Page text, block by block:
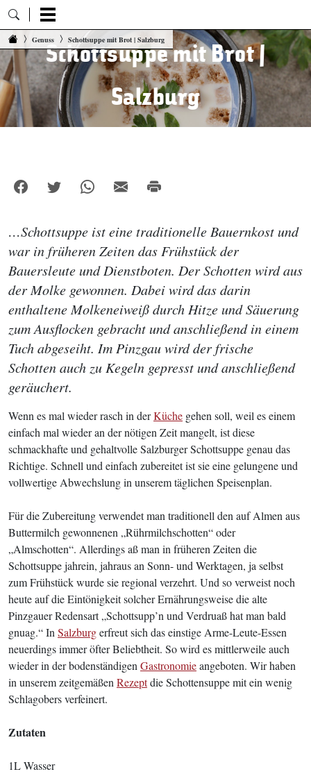
Zum Inhalt springen
Genuss Schottsuppe mit Brot | Salzburg
Schottsuppe mit Brot |
Salzburg
…Schottsuppe ist eine traditionelle Bauernkost und
war in früheren Zeiten das Frühstück der
Bauersleute und Dienstboten. Der Schotten wird aus
der Molke gewonnen. Dabei wird das darin
enthaltene Molkeneiweiß durch Hitze und Säuerung
zum Ausflocken gebracht und anschließend in einem
Tuch abgeseiht. Im Pinzgau wird der frische
Schotten auch zu Kegeln gepresst und anschließend
geräuchert.
Wenn es mal wieder rasch in derKüche gehen soll, weil es einem
einfach mal wieder an der nötigen Zeit mangelt, ist diese
schmackhafte und gehaltvolle Salzburger Schottsuppe genau das
Richtige. Schnell und einfach zubereitet ist sie eine gelungene und
vollwertige Abwechslung in unserem täglichen Speisenplan.
Für die Zubereitung verwendet man traditionell den auf Almen aus
Buttermilch gewonnenen „Rührmilchschotten“ oder
„Almschotten“. Allerdings aß man in früheren Zeiten die
Schottsuppe jahrein, jahraus an Sonn- und Werktagen, ja selbst
zum Frühstück wurde sie regional verzehrt. Und so verweist noch
heute auf die Eintönigkeit solcher Ernährungsweise die alte
Pinzgauer Redensart „Schottsupp’n und Verdruaß hat man bald
gnuag.“ In Salzburgerfreut sich das einstige Arme-Leute-Essen
neuerdings immer öfter Beliebtheit. So wird es mittlerweile auch
wieder in der bodenständigen Gastronomieangeboten. Wir haben
in unserem zeitgemäßen Rezeptdie Schottensuppe mit ein wenig
Schlagobers verfeinert.
Zutaten
1L Wasser